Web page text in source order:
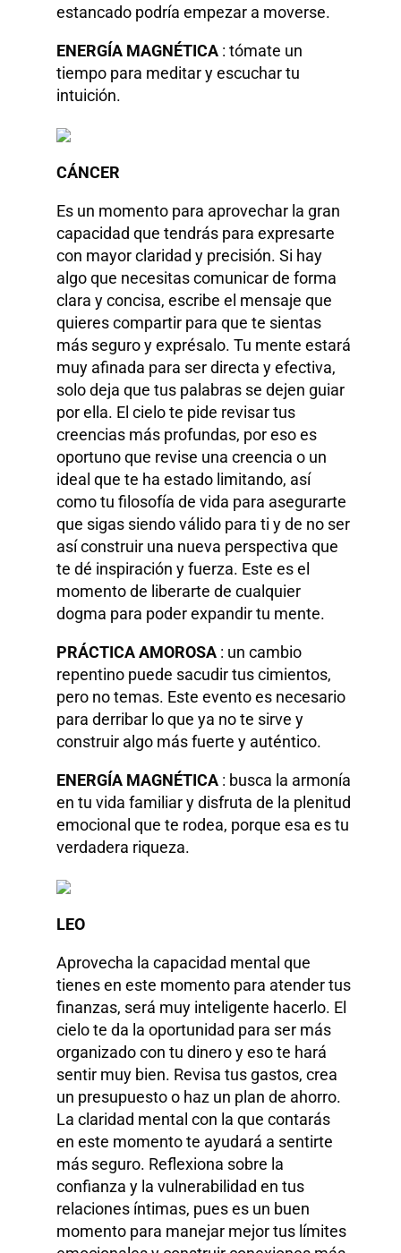
estancado podría empezar a moverse.
ENERGÍA MAGNÉTICA : tómate un
tiempo para meditar y escuchar tu
intuición.
CÁNCER
Es un momento para aprovechar la gran
capacidad que tendrás para expresarte
con mayor claridad y precisión. Si hay
algo que necesitas comunicar de forma
clara y concisa, escribe el mensaje que
quieres compartir para que te sientas
más seguro y exprésalo. Tu mente estará
muy afinada para ser directa y efectiva,
solo deja que tus palabras se dejen guiar
por ella. El cielo te pide revisar tus
creencias más profundas, por eso es
oportuno que revise una creencia o un
ideal que te ha estado limitando, así
como tu filosofía de vida para asegurarte
que sigas siendo válido para ti y de no ser
así construir una nueva perspectiva que
te dé inspiración y fuerza. Este es el
momento de liberarte de cualquier
dogma para poder expandir tu mente.
PRÁCTICA AMOROSA : un cambio
repentino puede sacudir tus cimientos,
pero no temas. Este evento es necesario
para derribar lo que ya no te sirve y
construir algo más fuerte y auténtico.
ENERGÍA MAGNÉTICA : busca la armonía
en tu vida familiar y disfruta de la plenitud
emocional que te rodea, porque esa es tu
verdadera riqueza.
LEO
Aprovecha la capacidad mental que
tienes en este momento para atender tus
finanzas, será muy inteligente hacerlo. El
cielo te da la oportunidad para ser más
organizado con tu dinero y eso te hará
sentir muy bien. Revisa tus gastos, crea
un presupuesto o haz un plan de ahorro.
La claridad mental con la que contarás
en este momento te ayudará a sentirte
más seguro. Reflexiona sobre la
confianza y la vulnerabilidad en tus
relaciones íntimas, pues es un buen
momento para manejar mejor tus límites